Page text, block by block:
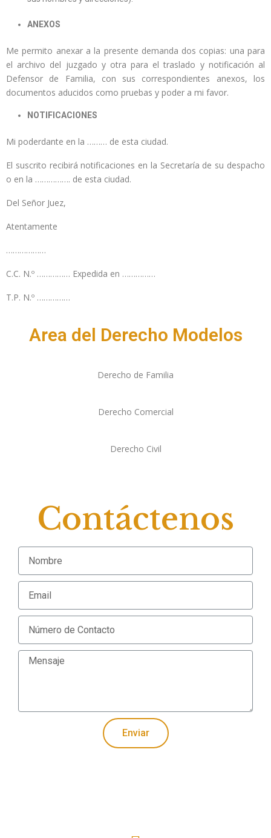
ANEXOS
Me permito anexar a la presente demanda dos copias: una para
el archivo del juzgado y otra para el traslado y notificación al
Defensor de Familia, con sus correspondientes anexos, los
documentos aducidos como pruebas y poder a mi favor.
NOTIFICACIONES
Mi poderdante en la ……… de esta ciudad.
El suscrito recibirá notificaciones en la Secretaría de su despacho
o en la ……………. de esta ciudad.
Del Señor Juez,
Atentamente
………………
C.C. N.º …………… Expedida en ……………
T.P. N.º ……………
Area del Derecho Modelos
Derecho de Familia
Derecho Comercial
Derecho Civil
Contáctenos
Enviar